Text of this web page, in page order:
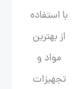
با استفاده
از بهترین
مواد و
تجهیزات